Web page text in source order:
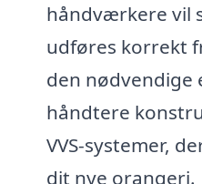
håndværkere vil
udføres korrekt
den nødvendige
håndtere
VVS-systemer,
dit nye orangeri.